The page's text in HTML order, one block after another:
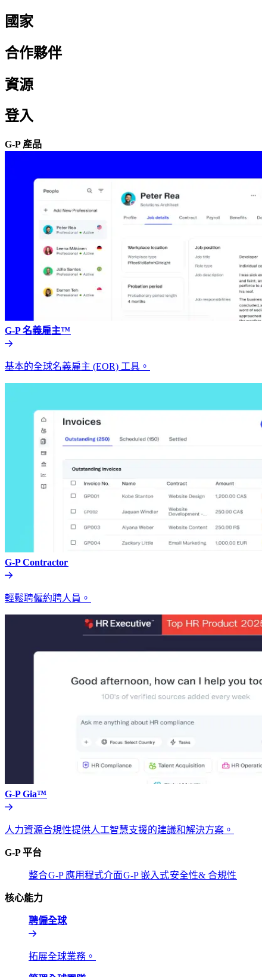
國家​​
合作夥伴​​
資源​​
登入​​
G-P 產品​​
G-P 名義雇主™​​
基本的全球名義雇主 (EOR) 工具。​​
G-P Contractor​​
輕鬆聘僱約聘人員。​​
G-P Gia™​​
人力資源合規性提供人工智慧支援的建議和解決方案。​​
G-P 平台​​
整合​​G-P 應用程式介面​​G-P 嵌入式​​安全性& 合規性​​
核心能力​​
聘僱全球​​
拓展全球業務。​​